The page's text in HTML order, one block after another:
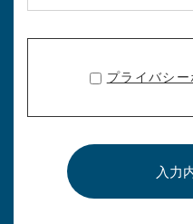
プライバシー
入力